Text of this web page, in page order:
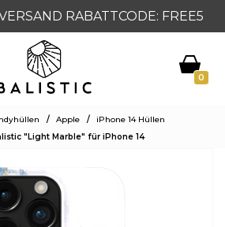
RABATTCODE: FREE5
0
/ Apple /
iPhone 14 Hüllen
"Light Marble" für iPhone 14